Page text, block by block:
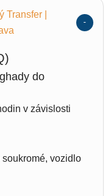
|
do
v závislosti
vozidlo